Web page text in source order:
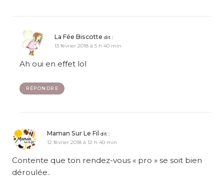
La Fée Biscotte dit :
13 février 2018 à 5 h 40 min
Ah oui en effet lol
RÉPONDRE
Maman Sur Le Fil
dit :
12 février 2018 à 12 h 40 min
Contente que ton rendez-vous « pro » se soit bien
déroulée..